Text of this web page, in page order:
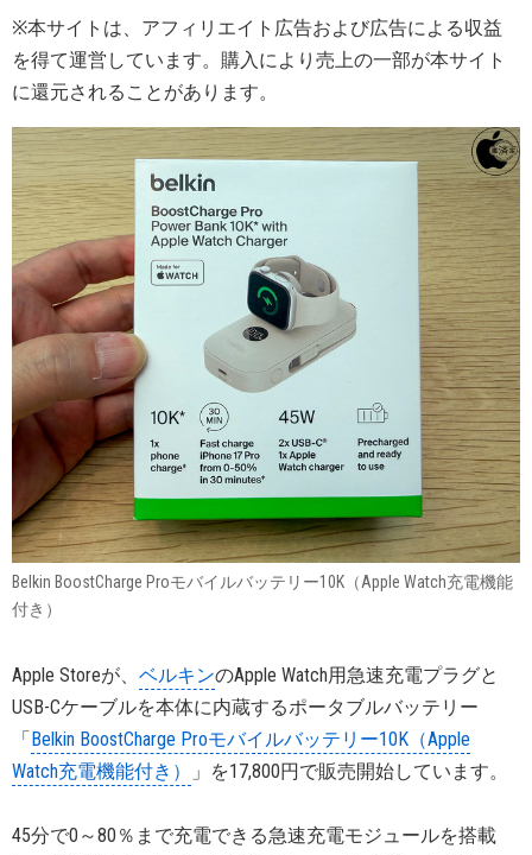
※本サイトは、アフィリエイト広告および広告による収益
を得て運営しています。購入により売上の一部が本サイト
に還元されることがあります。
Belkin BoostCharge Proモバイルバッテリー10K（Apple Watch充電機能
付き）
Apple Storeが、 ベルキンのApple Watch用急速充電プラグと
USB-Cケーブルを本体に内蔵するポータブルバッテリー
「Belkin BoostCharge Proモバイルバッテリー10K（Apple
Watch充電機能付き）
」を17,800円で販売開始しています。
45分で0～80％まで充電できる急速充電モジュールを搭載